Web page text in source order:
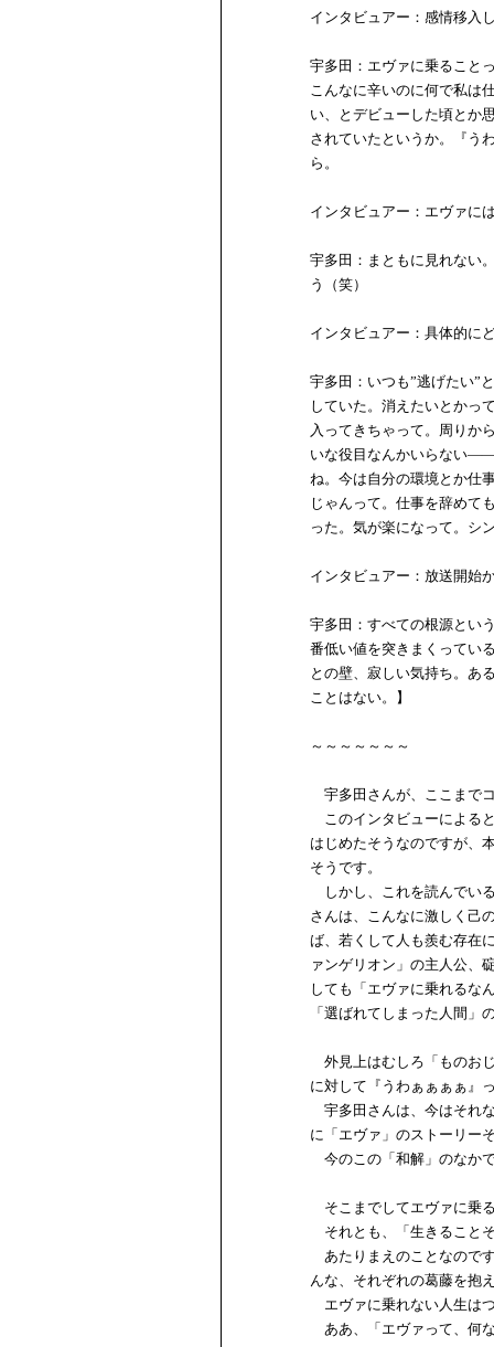
インタビュアー：感情移入
宇多田：エヴァに乗ること
こんなに辛いのに何で私は
い、とデビューした頃とか
されていたというか。『う
ら。
インタビュアー：エヴァに
宇多田：まともに見れない
う（笑）
インタビュアー：具体的に
宇多田：いつも”逃げたい”
していた。消えたいとかっ
入ってきちゃって。周りか
いな役目なんかいらない
ね。今は自分の環境とか仕
じゃんって。仕事を辞めて
った。気が楽になって。シ
インタビュアー：放送開始
宇多田：すべての根源とい
番低い値を突きまくってい
との壁、寂しい気持ち。あ
ことはない。】
～～～～～～～
宇多田さんが、ここまで
このインタビューによる
はじめたそうなのですが、
そうです。
しかし、これを読んでい
さんは、こんなに激しく己
ば、若くして人も羨む存在
ァンゲリオン」の主人公、
しても「エヴァに乗れるな
「選ばれてしまった人間」
外見上はむしろ「ものお
に対して『うわぁぁぁぁ』
宇多田さんは、今はそれ
に「エヴァ」のストーリー
今のこの「和解」のなか
そこまでしてエヴァに乗
それとも、「生きること
あたりまえのことなので
んな、それぞれの葛藤を抱
エヴァに乗れない人生は
ああ、「エヴァって、何